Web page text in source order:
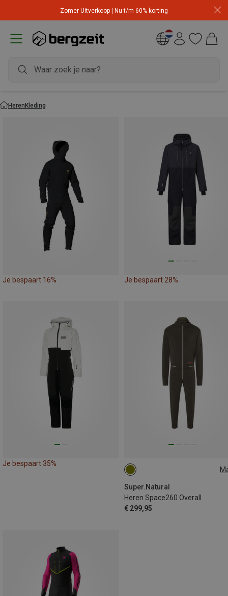
Zomer Uitverkoop | Nu t/m 60% korting
HerenKleding
Je bespaart 16% Je bespaart 28%
Je bespaart 35%
Super.Natural
Heren Space260 Overall
€ 299,95
S